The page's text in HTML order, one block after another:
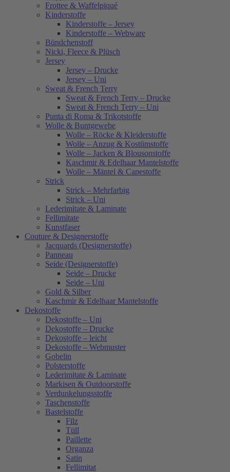
Frottee & Waffelpiqué
Kinderstoffe
Kinderstoffe – Jersey
Kinderstoffe – Webware
Bündchenstoff
Nicki, Fleece & Plüsch
Jersey
Jersey – Drucke
Jersey – Uni
Sweat & French Terry
Sweat & French Terry – Drucke
Sweat & French Terry – Uni
Punta di Roma & Trikotstoffe
Wolle & Buntgewebe
Wolle – Röcke & Kleiderstoffe
Wolle – Anzug & Kostümstoffe
Wolle – Jacken & Blousonstoffe
Kaschmir & Edelhaar Mantelstoffe
Wolle – Mäntel & Capestoffe
Strick
Strick – Mehrfarbig
Strick – Uni
Lederimitate & Laminate
Fellimitate
Kunstfaser
Couture & Designerstoffe
Jacquards (Designerstoffe)
Panneau
Seide (Designerstoffe)
Seide – Drucke
Seide – Uni
Gold & Silber
Kaschmir & Edelhaar Mantelstoffe
Dekostoffe
Dekostoffe – Uni
Dekostoffe – Drucke
Dekostoffe – leicht
Dekostoffe – Webmuster
Gobelin
Polsterstoffe
Lederimitate & Laminate
Markisen & Outdoorstoffe
Verdunkelungsstoffe
Taschenstoffe
Bastelstoffe
Filz
Tüll
Paillette
Organza
Satin
Fellimitat